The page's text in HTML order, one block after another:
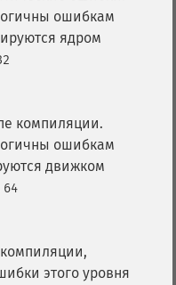
ошибкам
ядром
компиляции.
ошибкам
движком
64
этого уровня